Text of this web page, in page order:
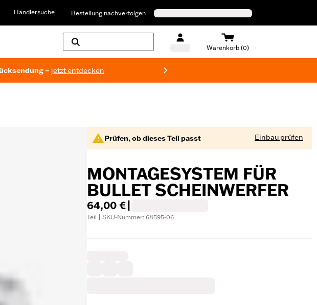
Händlersuche Bestellung nachverfolgen
Warenkorb (0)
– jetzt entdecken
Prüfen, ob dieses Teil passt Einbau prüfen
MONTAGESYSTEM FÜR
BULLET SCHEINWERFER
64,00 €
Teil | SKU-Nummer: 68595-06